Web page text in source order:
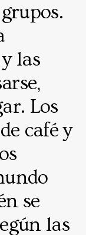
las
Los
café y
se
las